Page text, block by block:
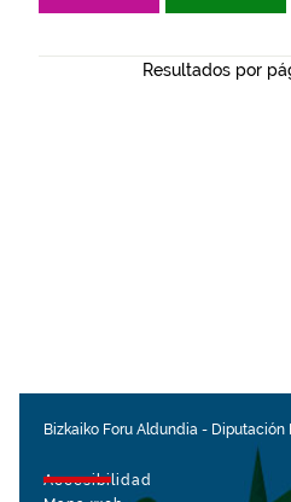
Resultados por
Bizkaiko Foru Aldundia - Diputación
Accesibilidad